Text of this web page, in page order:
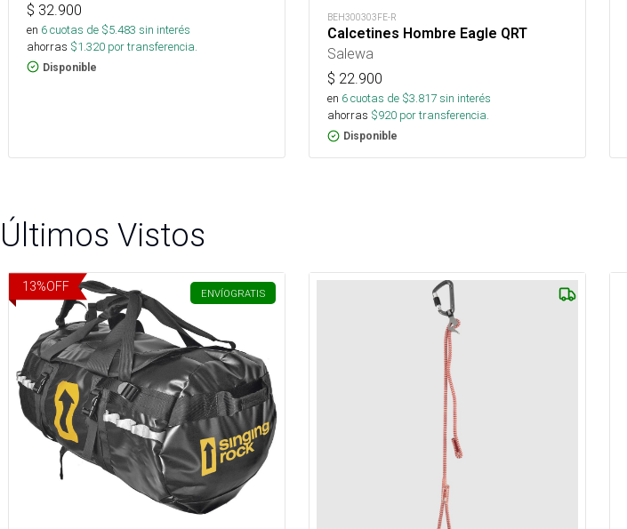
$ 32.900
en 6cuotas de $5.483 sin interés
ahorras $1.320 por transferencia.
Disponible
BEH300303FE-R
Calcetines Hombre Eagle QRT
Salewa
$ 22.900
en 6cuotas de $3.817sin interés
ahorras $920 por transferencia.
Disponible
Últimos Vistos
13%OFF ENVÍOGRATIS